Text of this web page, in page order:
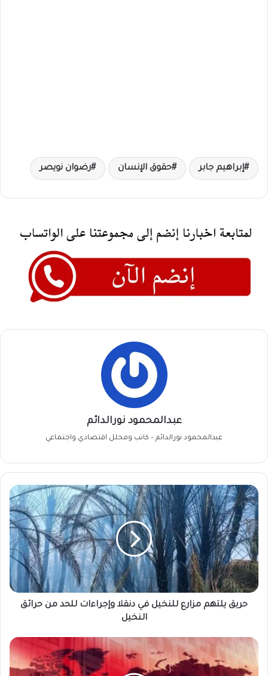
إبراهيم جابر حقوق الإنسان رضوان نويصر
عبدالمحمود نورالدائم
عبدالمحمود نورالدائم – كاتب ومحلل اقتصادي واجتماعي
حريق
يلتهم
مزارع
للنخيل
في
دنقلا
وإجراءات
للحد
من
حرائقحريق يلتهم مزارع للنخيل في دنقلا وإجراءات للحد من حرائق
النخيل
البرهان
اجتماع